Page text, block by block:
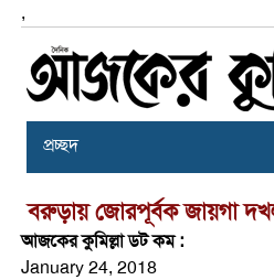
,
প্রচ্ছদ
বরুড়ায় জোরপূর্বক জায়গা
আজকের কুমিল্লা ডট কম :
January 24, 2018